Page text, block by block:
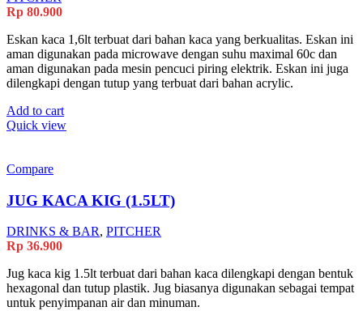
Rp 80.900
Eskan kaca 1,6lt terbuat dari bahan kaca yang berkualitas. Eskan ini
aman digunakan pada microwave dengan suhu maximal 60c dan
aman digunakan pada mesin pencuci piring elektrik. Eskan ini juga
dilengkapi dengan tutup yang terbuat dari bahan acrylic.
Add to cart
Quick view
Compare
JUG KACA KIG (1.5LT)
DRINKS & BAR, PITCHER
Rp 36.900
Jug kaca kig 1.5lt terbuat dari bahan kaca dilengkapi dengan bentuk
hexagonal dan tutup plastik. Jug biasanya digunakan sebagai tempat
untuk penyimpanan air dan minuman.